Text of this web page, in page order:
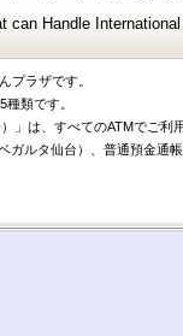
Handle International
プラザです。
類です。
」は、すべてのATMでご利
ルタ仙台）、普通預金通帳